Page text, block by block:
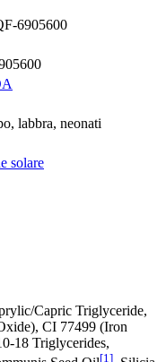
6905600
labbra, neonati
solare
Capric Triglyceride,
CI 77499 (Iron
18 Triglycerides,
[1]